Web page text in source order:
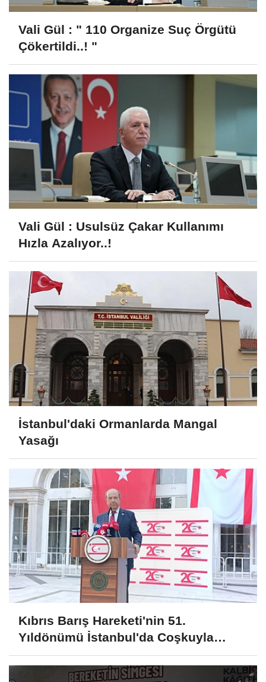
Vali Gül : " 110 Organize Suç Örgütü
Çökertildi..! "
Vali Gül : Usulsüz Çakar Kullanımı
Hızla Azalıyor..!
İstanbul'daki Ormanlarda Mangal
Yasağı
Kıbrıs Barış Hareketi'nin 51.
Yıldönümü İstanbul'da Coşkuyla
Kutlandı